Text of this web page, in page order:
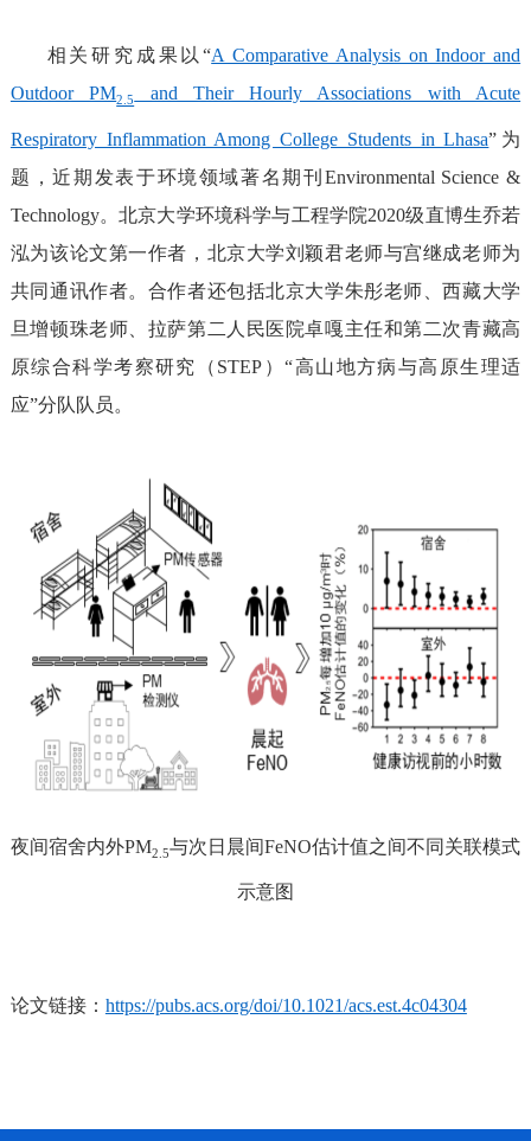
相关研究成果以“A Comparative Analysis on Indoor and
Outdoor PM2.5 and Their Hourly Associations with Acute
Respiratory Inflammation Among College Students in Lhasa”为
题，近期发表于环境领域著名期刊 Environmental Science &
Technology。北京大学环境科学与工程学院2020级直博生乔若
泓为该论文第一作者， 北京大学刘颖君老师与宫继成老师为
共同通讯作者。合作者还包括北京大学朱彤老师、西藏大学
旦增顿珠老师
拉萨第二人民医院卓嘎主任和第二次青藏高
原综合科学考察研究（ STEP ）“高山地方病与高原生理适
应”分队队员。
夜间宿舍内外PM2.5与次日晨间FeNO估计值之间不同关联模式
示意图
论文链接： https://pubs.acs.org/doi/10.1021/acs.est.4c04304